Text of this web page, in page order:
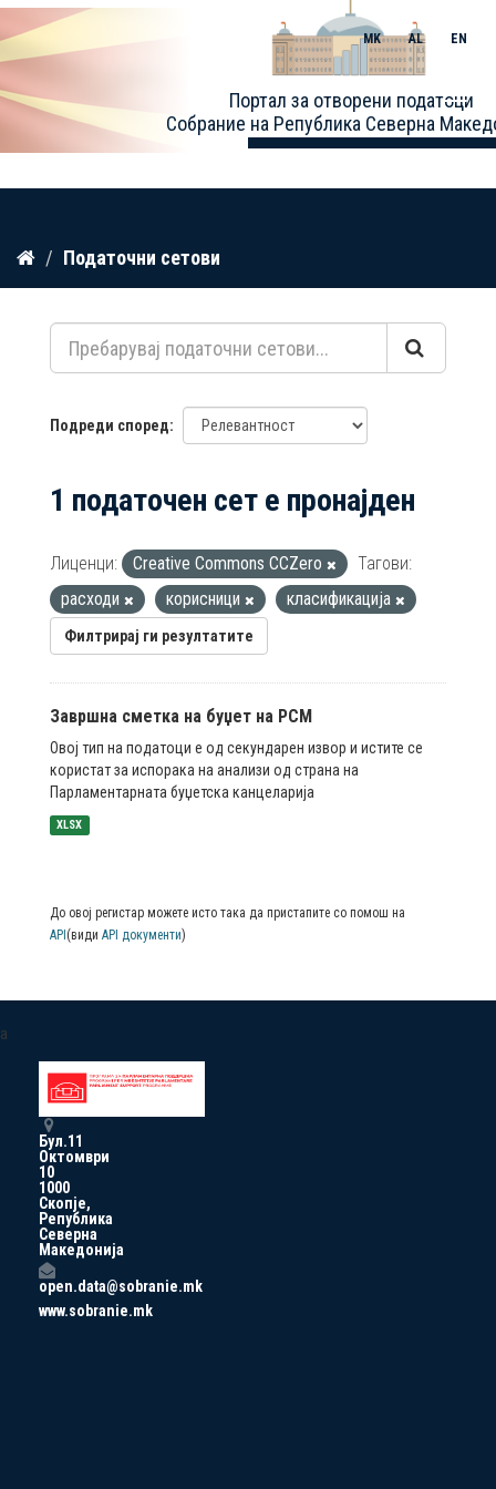
Прескокнете
содржина
Портал за отворени податоци
Собрание на Република Северна
MK AL EN
Toggle
Податочни сетови
Подреди според
1 податочен сет е пронајден
Лиценци: Creative Commons CCZero
Тагови:
расходи
корисници класификација
Филтрирај ги резултатите
Завршна сметка на буџет на РСМ
Овој тип на податоци е од секундарен извор и истите се
користат за испорака на анализи од страна на
Парламентарната буџетска канцеларија
XLSX
До овој регистар можете исто така да пристапите со помош на
API (види API документи)
a
Бул.11
Октомври
10
1000
Скопје,
Република
Северна
Македонија
open.data@sobranie.mk
www.sobranie.mk